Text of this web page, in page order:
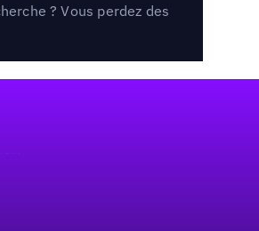
? Vous perdez des